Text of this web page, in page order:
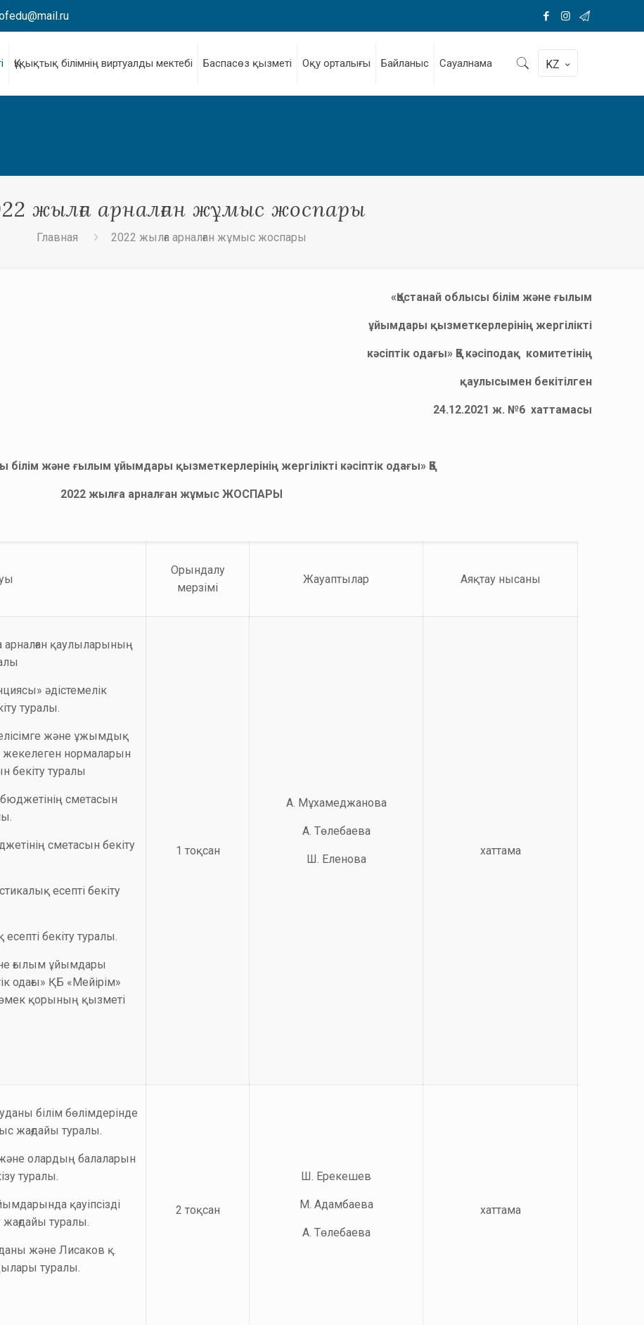
Құқықтық білімнің виртуалды мектебі Баспасөз қызметі Оқу орталығы Байланыс Сауалнама KZ
жылға арналған жұмыс жоспары
Главная 2022 жылға арналған жұмыс жоспары
«Қостанай облысы білім және ғылым
ұйымдары қызметкерлерінің жергілікті
кәсіптік одағы» ҚБ кәсіподақ комитетінің
қаулысымен бекітілген
24.12.2021 ж. №6 хаттамасы
білім және ғылым ұйымдары қызметкерлерінің жергілікті кәсіптік одағы» ҚБ
2022 жылға арналған жұмыс ЖОСПАРЫ
Орындалу
мерзімі
Жауаптылар Аяқтау нысаны
арналған қаулыларының
әдістемелік
туралы.
және ұжымдық
нормаларын
бекіту туралы
сметасын
сметасын бекіту
есепті бекіту
бекіту туралы.
ғылым ұйымдары
одағы» ҚБ «Мейірім»
қорының қызметі
1 тоқсан
А. Мұхамеджанова
А. Төлебаева
Ш. Еленова
хаттама
білім бөлімдерінде
жағдайы туралы.
олардың балаларын
туралы.
қауіпсізді
жағдайы туралы.
және Лисаков қ.
туралы.
2 тоқсан
Ш. Ерекешев
М. Адамбаева
А. Төлебаева
хаттама